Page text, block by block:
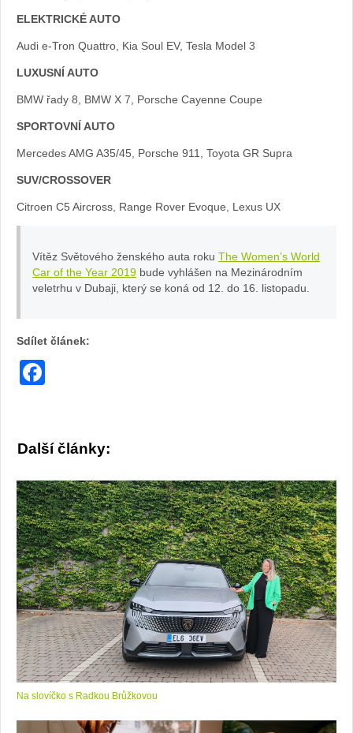
ELEKTRICKÉ AUTO
Audi e-Tron Quattro, Kia Soul EV, Tesla Model 3
LUXUSNÍ AUTO
BMW řady 8, BMW X 7, Porsche Cayenne Coupe
SPORTOVNÍ AUTO
Mercedes AMG A35/45, Porsche 911, Toyota GR Supra
SUV/CROSSOVER
Citroen C5 Aircross, Range Rover Evoque, Lexus UX
Vítěz Světového ženského auta roku The Women’s World
Car of the Year 2019 bude vyhlášen na Mezinárodním
veletrhu v Dubaji, který se koná od 12. do 16. listopadu.
Sdílet článek:
Další články:
Na slovíčko s Radkou Brůžkovou